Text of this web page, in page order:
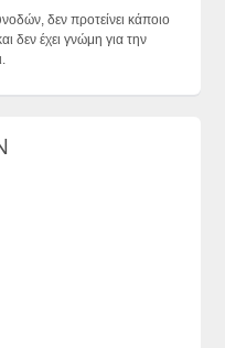
δεν προτείνει κάποιο
δεν έχει γνώμη για την